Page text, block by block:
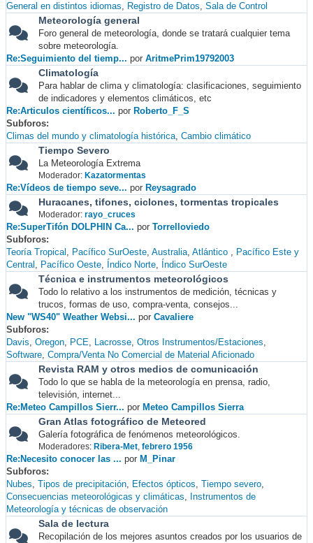
General en distintos idiomas
Registro de Datos Sala de Control
Meteorología general
Foro general de meteorología, donde se tratará cualquier tema
sobre meteorología.
Re:Seguimiento del tiemp... por AritmePrim19792003
Climatología
Para hablar de clima y climatología: clasificaciones, seguimiento
de indicadores y elementos climáticos, etc
Re:Articulos científicos... por Roberto_F_S
Subforos
Climas del mundo y climatología histórica Cambio climático
Tiempo Severo
La Meteorología Extrema
Moderador: Kazatormentas
Re:Vídeos de tiempo seve... por Reysagrado
Huracanes, tifones, ciclones, tormentas tropicales
Moderador: rayo_cruces
Re:SuperTifón DOLPHIN Ca... por Torrelloviedo
Subforos
Teoría Tropical
Pacífico SurOeste Australia Atlántico
Pacífico Este y
Central
Pacífico Oeste Índico Norte Índico SurOeste
Técnica e instrumentos meteorológicos
Todo lo relativo a los instrumentos de medición, técnicas y
trucos, formas de uso, compra-venta, consejos...
New "WS40" Weather Websi... por Cavaliere
Subforos
Davis Oregon PCE Lacrosse Otros Instrumentos/Estaciones
Software Compra/Venta No Comercial de Material Aficionado
Revista RAM y otros medios de comunicación
Todo lo que se habla de la meteorología en prensa, radio,
televisión, internet...
Re:Meteo Campillos Sierr... por Meteo Campillos Sierra
Gran Atlas fotográfico de Meteored
Galería fotográfica de fenómenos meteorológicos.
Moderadores: Ribera-Met, febrero 1956
Re:Necesito conocer las ... por M_Pinar
Subforos
Nubes Tipos de precipitación Efectos ópticos Tiempo severo
Consecuencias meteorológicas y climáticas
Instrumentos de
Meteorología y técnicas de observación
Sala de lectura
Recopilación de los mejores asuntos creados por los usuarios de